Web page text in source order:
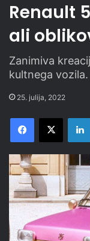
Renault
ali
Zanimiva
kultnega vozila.
25. julija, 2022
Facebook
X